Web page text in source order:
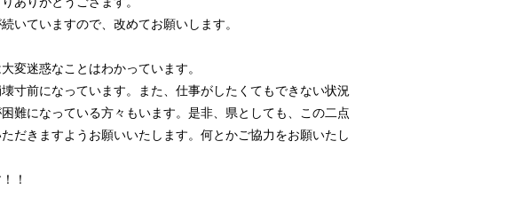
いていますので、改めてお願いします。
変迷惑なことはわかっています。
寸前になっています。また、仕事がしたくてもできない状況
難になっている方々もいます。是非、県としても、この二点
だきますようお願いいたします。何とかご協力をお願いたし
！